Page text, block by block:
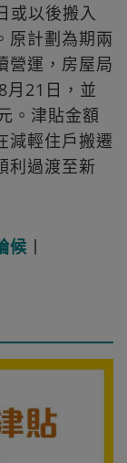
或以後搬入
原計劃為期兩
營運，房屋局
月21日，並
。津貼金額
減輕住戶搬遷
利過渡至新
候 丨